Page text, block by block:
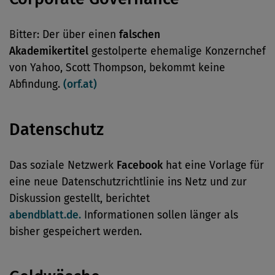
Bitter: Der über einen falschen
Akademikertitel gestolperte ehemalige Konzernchef
von Yahoo, Scott Thompson, bekommt keine
Abfindung. (orf.at)
Datenschutz
Das soziale Netzwerk Facebook hat eine Vorlage für
eine neue Datenschutzrichtlinie ins Netz und zur
Diskussion gestellt, berichtet
abendblatt.de. Informationen sollen länger als
bisher gespeichert werden.